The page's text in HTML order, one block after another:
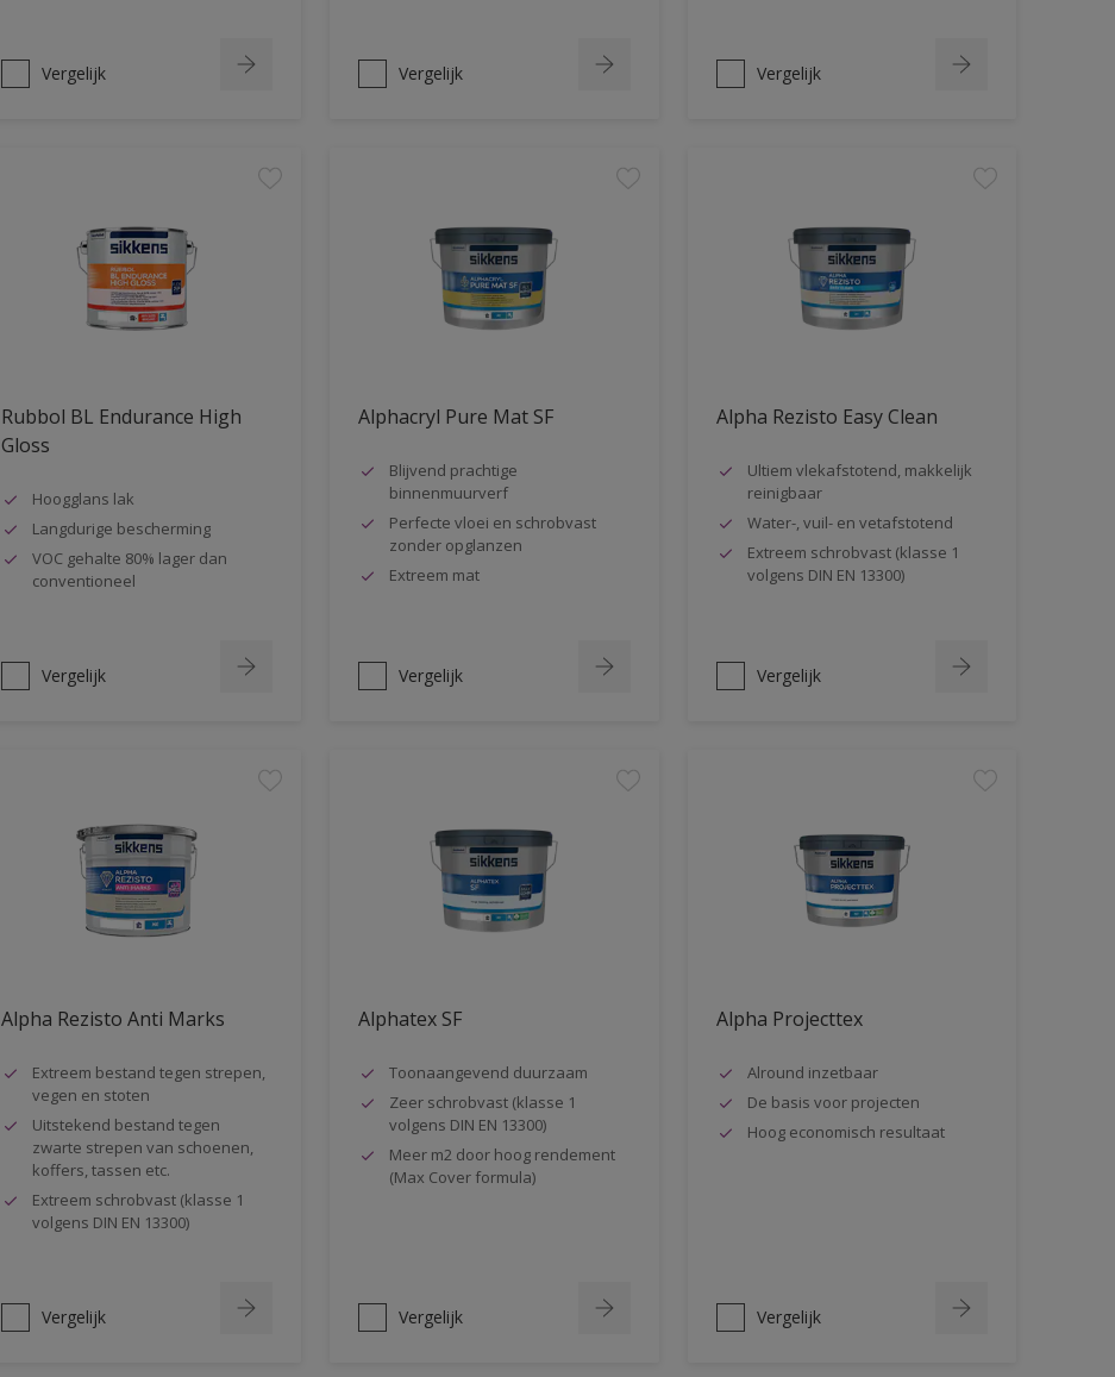
Vergelijk Vergelijk Vergelijk
Rubbol BL Endurance High
Gloss
Hoogglans lak
Langdurige bescherming
VOC gehalte 80% lager dan
conventioneel
Vergelijk
Alphacryl Pure Mat SF
Blijvend prachtige
binnenmuurverf
Perfecte vloei en schrobvast
zonder opglanzen
Extreem mat
Vergelijk
Alpha Rezisto Easy Clean
Ultiem vlekafstotend, makkelijk
reinigbaar
Water-, vuil- en vetafstotend
Extreem schrobvast (klasse 1
volgens DIN EN 13300)
Vergelijk
Alpha Rezisto Anti Marks
Extreem bestand tegen strepen,
vegen en stoten
Uitstekend bestand tegen
zwarte strepen van schoenen,
koffers, tassen etc.
Extreem schrobvast (klasse 1
volgens DIN EN 13300)
Vergelijk
Alphatex SF
Toonaangevend duurzaam
Zeer schrobvast (klasse 1
volgens DIN EN 13300)
Meer m2 door hoog rendement
(Max Cover formula)
Vergelijk
Alpha Projecttex
Alround inzetbaar
De basis voor projecten
Hoog economisch resultaat
Vergelijk